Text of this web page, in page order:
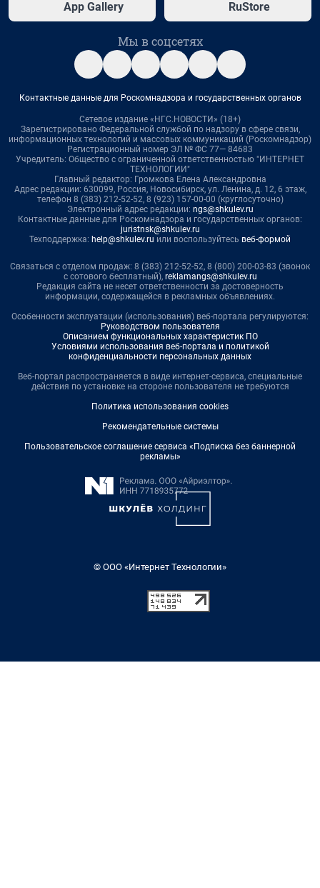
App Gallery RuStore
Мы в соцсетях
Контактные данные для Роскомнадзора и государственных органов
Сетевое издание «НГС.НОВОСТИ» (18+)
Зарегистрировано Федеральной службой по надзору в сфере связи,
информационных технологий и массовых коммуникаций (Роскомнадзор)
Регистрационный номер ЭЛ № ФС 77— 84683
Учредитель: Общество с ограниченной ответственностью "ИНТЕРНЕТ
ТЕХНОЛОГИИ"
Главный редактор: Громкова Елена Александровна
Адрес редакции: 630099, Россия, Новосибирск, ул. Ленина, д. 12, 6 этаж,
телефон 8 (383) 212-52-52, 8 (923) 157-00-00 (круглосуточно)
Электронный адрес редакции: ngs@shkulev.ru
Контактные данные для Роскомнадзора и государственных органов:
juristnsk@shkulev.ru
Техподдержка: help@shkulev.ru или воспользуйтесь веб-формой
Связаться с отделом продаж: 8 (383) 212-52-52, 8 (800) 200-03-83 (звонок
с сотового бесплатный), reklamangs@shkulev.ru
Редакция сайта не несет ответственности за достоверность
информации, содержащейся в рекламных объявлениях.
Особенности эксплуатации (использования) веб-портала регулируются:
Руководством пользователя
Описанием функциональных характеристик ПО
Условиями использования веб-портала и политикой
конфиденциальности персональных данных
Веб-портал распространяется в виде интернет-сервиса, специальные
действия по установке на стороне пользователя не требуются
Политика использования cookies
Рекомендательные системы
Пользовательское соглашение сервиса «Подписка без баннерной
рекламы»
© ООО «Интернет Технологии»